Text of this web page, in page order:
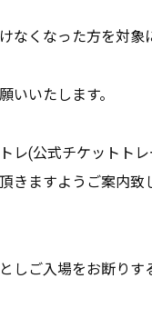
なくなった方を対象
いいたします。
(公式チケットトレ
きますようご案内致
しご⼊場をお断りす